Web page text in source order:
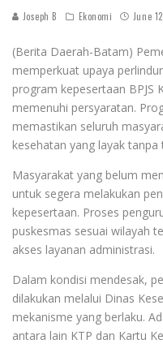
Joseph B Ekonomi June
(Berita Daerah-Batam)
memperkuat upaya
program kepesertaan BPJS
memenuhi persyaratan.
memastikan seluruh
kesehatan yang layak tanpa
Masyarakat yang belum
untuk segera melakukan
kepesertaan. Proses
puskesmas sesuai wilayah
akses layanan administrasi.
Dalam kondisi mendesak,
dilakukan melalui Dinas
mekanisme yang berlaku.
antara lain KTP dan Kartu